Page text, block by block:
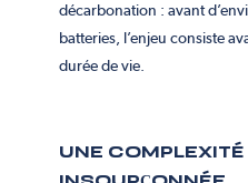
décarbonation : avant
batteries, l’enjeu consiste
durée de vie.
UNE